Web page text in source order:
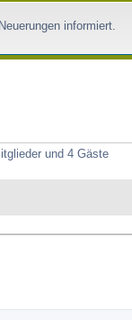
informiert.
und 4 Gäste